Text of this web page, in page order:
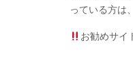
っている方は
お勧めサイ